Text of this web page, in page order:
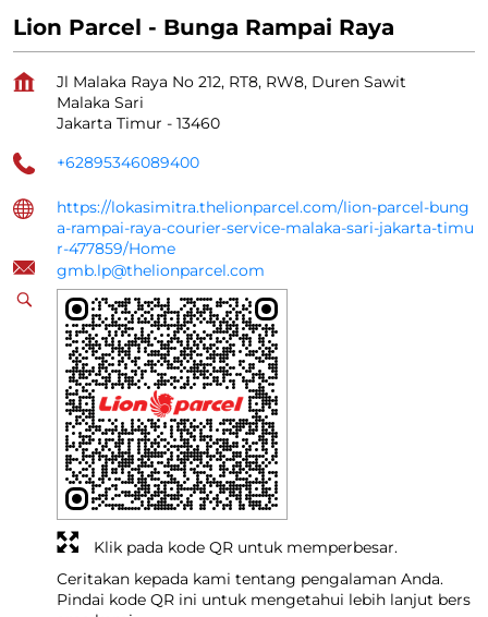
Lion Parcel - Bunga Rampai Raya
Jl Malaka Raya No 212, RT8, RW8, Duren Sawit
Malaka Sari
Jakarta Timur - 13460
+62895346089400
https://lokasimitra.thelionparcel.com/lion-parcel-bung
a-rampai-raya-courier-service-malaka-sari-jakarta-timu
r-477859/Home
gmb.lp@thelionparcel.com
Ceritakan kepada kami tentang pengalaman Anda.
Pindai kode QR ini untuk mengetahui lebih lanjut bers
Klik pada kode QR untuk memperbesar.